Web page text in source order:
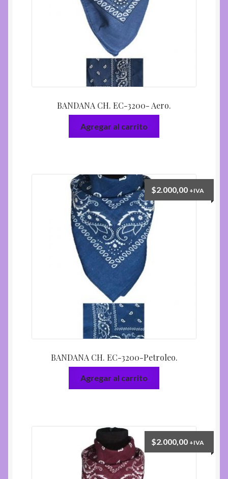
BANDANA CH. EC-3200- Aero.
Agregar al carrito
BANDANA CH. EC-3200-Petroleo.
$2.000,00 +IVA
Agregar al carrito
$2.000,00 +IVA